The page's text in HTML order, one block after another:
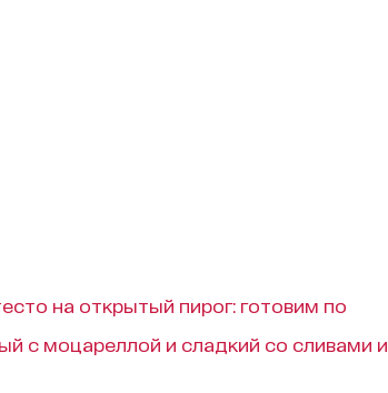
на открытый пирог: готовим по
с моцареллой и сладкий со сливами и